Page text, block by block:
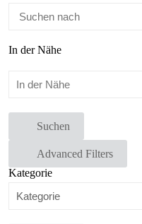
In der Nähe
Suchen
Advanced Filters
Kategorie